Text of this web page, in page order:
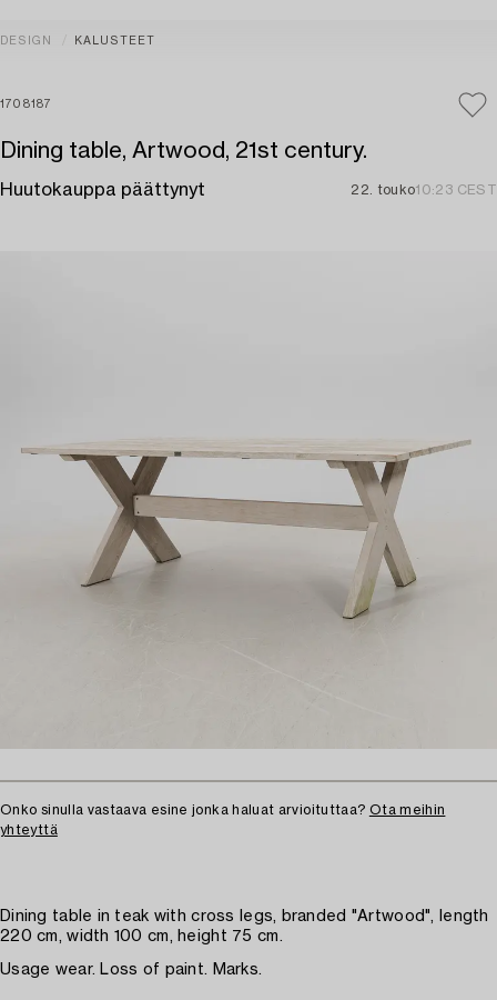
DESIGN KALUSTEET
1708187
Dining table, Artwood, 21st century.
Huutokauppa päättynyt 22. touko10:23 CEST
Onko sinulla vastaava esine jonka haluat arvioituttaa? Ota meihin
yhteyttä
Dining table in teak with cross legs, branded "Artwood", length
220 cm, width 100 cm, height 75 cm.
Usage wear. Loss of paint. Marks.